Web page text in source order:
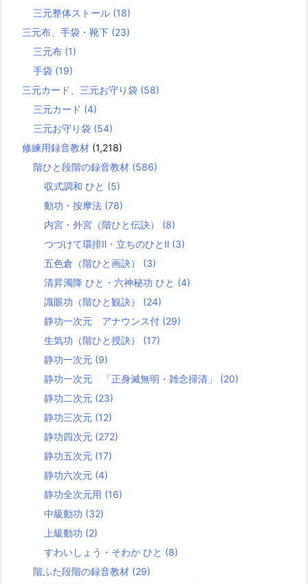
三元整体ストール (18)
三元布、手袋・靴下 (23)
三元布 (1)
手袋 (19)
三元カード、三元お守り袋 (58)
三元カード (4)
三元お守り袋 (54)
修練用録音教材 (1,218)
階ひと段階の録音教材 (586)
収式調和 ひと (5)
動功・按摩法 (78)
内宮・外宮（階ひと伝訣） (8)
つづけて環排Ⅱ・立ちのひとⅡ (3)
五色倉（階ひと画訣） (3)
清昇濁降 ひと・六神秘功 ひと (4)
識眼功（階ひと観訣） (24)
静功一次元 アナウンス付 (29)
生気功（階ひと授訣） (17)
静功一次元 (9)
静功一次元 「正身滅無明・雑念掃清」 (20)
静功二次元 (23)
静功三次元 (12)
静功四次元 (272)
静功五次元 (17)
静功六次元 (4)
静功全次元用 (16)
中級動功 (32)
上級動功 (2)
すわいしょう・そわか ひと (8)
階ふた段階の録音教材 (29)